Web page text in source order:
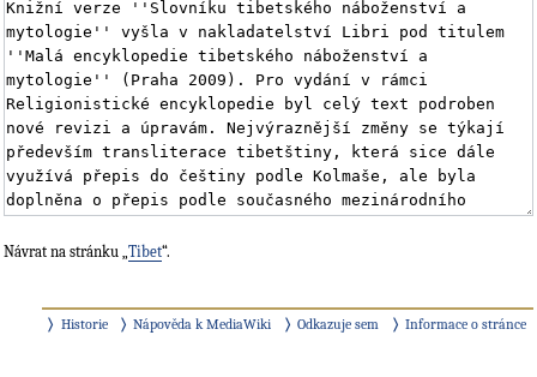
Návrat na stránku „ Tibet“.
Historie Nápověda k MediaWiki Odkazuje sem Informace o stránce